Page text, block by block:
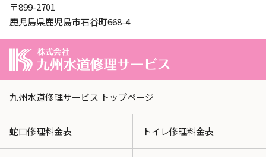
〒899-2701
鹿児島県鹿児島市石谷町668-4
九州水道修理サービス トップページ
蛇口修理料金表 トイレ修理料金表